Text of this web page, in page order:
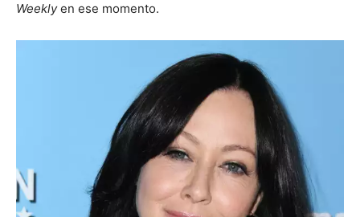
Weeklyen ese momento.